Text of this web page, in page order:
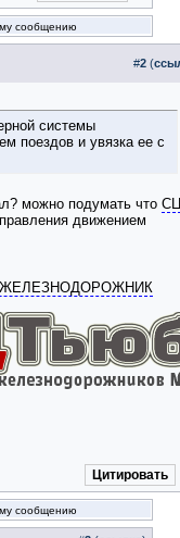
сообщению
#2 (
системы
поездов и увязка ее с
можно подумать что
движением
ЖЕЛЕЗНОДОРОЖНИК
Цитировать
сообщению